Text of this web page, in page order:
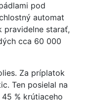
pod
automat
pravidelne starať,
cca 60 000
Za príplatok
Ten posielal na
% krútiaceho